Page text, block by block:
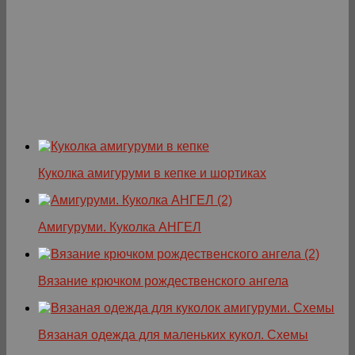
Куколка амигуруми в кепке и шортиках
Амигуруми. Куколка АНГЕЛ
Вязание крючком рождественского ангела
Вязаная одежда для маленьких кукол. Схемы